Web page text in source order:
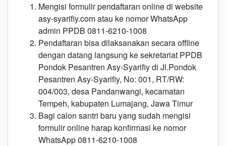
Mengisi formulir pendaftaran online di website
asy-syarifiy.comatau ke nomor WhatsApp
admin PPDB 0811-6210-1008
Pendaftaran bisa dilaksanakan secara offline
dengan datang langsung ke sekretariat PPDB
Pondok Pesantren Asy-Syarifiy di Jl.Pondok
Pesantren Asy-Syarifiy, No: 001, RT/RW:
004/003, desa Pandanwangi, kecamatan
Tempeh, kabupaten Lumajang, Jawa Timur
Bagi calon santri baru yang sudah mengisi
formulir online harap konfirmasi ke nomor
WhatsApp 0811-6210-1008